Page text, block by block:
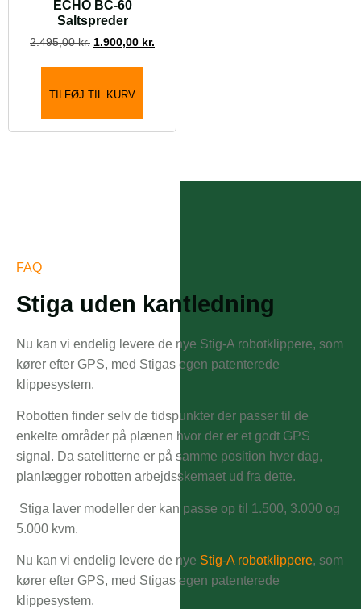
ECHO BC-60
Saltspreder
2.495,00kr. 1.900,00 kr.
TILFØJ TIL KURV
FAQ
Stiga uden kantledning
Nu kan vi endelig levere de nye Stig-A robotklippere, som
kører efter GPS, med Stigas egen patenterede
klippesystem.
Robotten finder selv de tidspunkter der passer til de
enkelte områder på plænen hvor der er et godt GPS
signal. Da satelitterne er på samme position hver dag,
planlægger robotten arbejdsskemaet ud fra dette.
Stiga laver modeller der kan passe op til 1.500, 3.000 og
5.000 kvm.
Nu kan vi endelig levere de nye Stig-A robotklippere, som
kører efter GPS, med Stigas egen patenterede
klippesystem.